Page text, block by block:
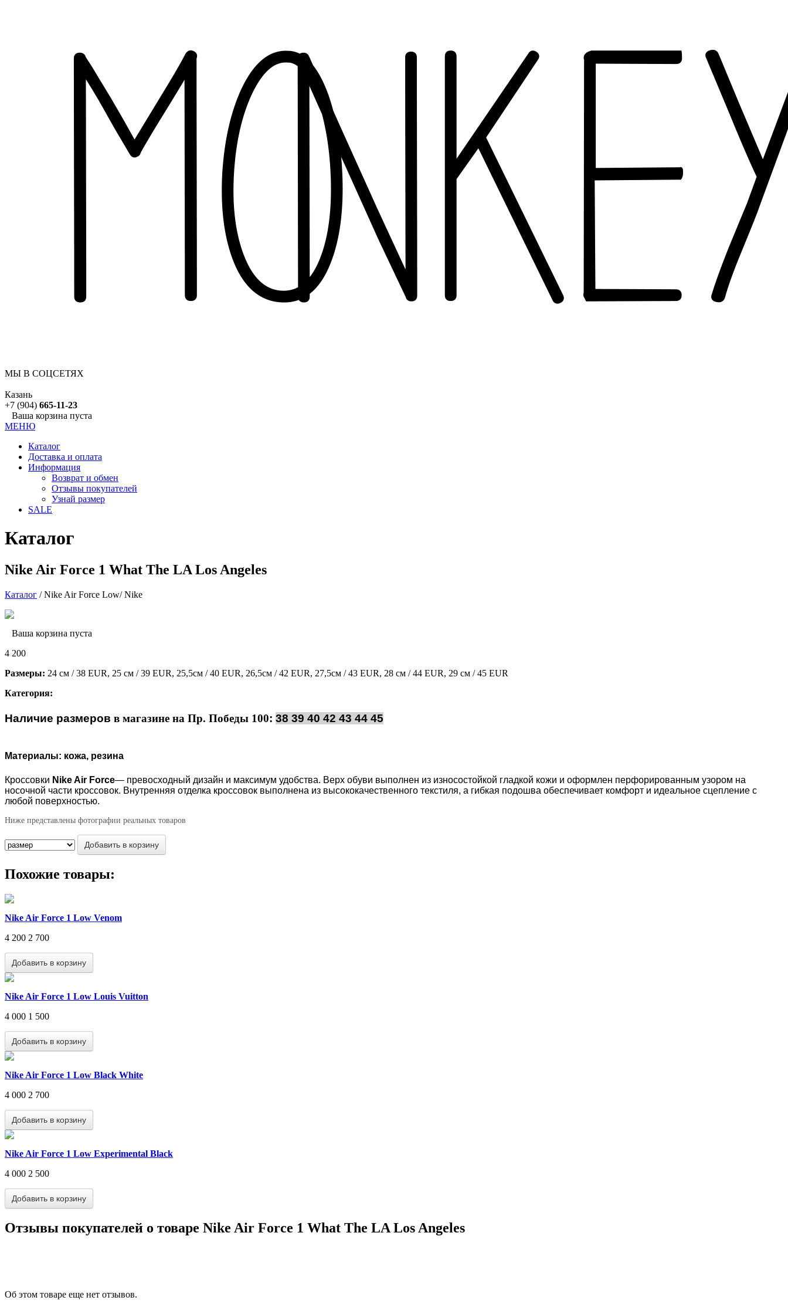
МЫ В СОЦСЕТЯХ
Казань
+7 (904) 665-11-23
Ваша корзина пуста
МЕНЮ
Каталог
Доставка и оплата
Информация
Возврат и обмен
Отзывы покупателей
Узнай размер
SALE
Каталог
Nike Air Force 1 What The LA Los Angeles
Каталог / Nike Air Force Low/ Nike
Ваша корзина пуста
4 200
Размеры: 24 см / 38 EUR, 25 см / 39 EUR, 25,5см / 40 EUR, 26,5см / 42 EUR, 27,5см / 43 EUR, 28 см / 44 EUR, 29 см / 45 EUR
Категория:
Наличие размеров в магазине на Пр. Победы 100: 38 39 40 42 43 44 45
Материалы: кожа, резина
Кроссовки Nike Air Force— превосходный дизайн и максимум удобства. Верх обуви выполнен из износостойкой гладкой кожи и оформлен перфорированным узором на
носочной части кроссовок. Внутренняя отделка кроссовок выполнена из высококачественного текстиля, а гибкая подошва обеспечивает комфорт и идеальное сцепление с
любой поверхностью.
Ниже представлены фотографии реальных товаров
Похожие товары:
Nike Air Force 1 Low Venom
4 200 2 700
Nike Air Force 1 Low Louis Vuitton
4 000 1 500
Nike Air Force 1 Low Black White
4 000 2 700
Nike Air Force 1 Low Experimental Black
4 000 2 500
Отзывы покупателей о товаре Nike Air Force 1 What The LA Los Angeles
Об этом товаре еще нет отзывов.